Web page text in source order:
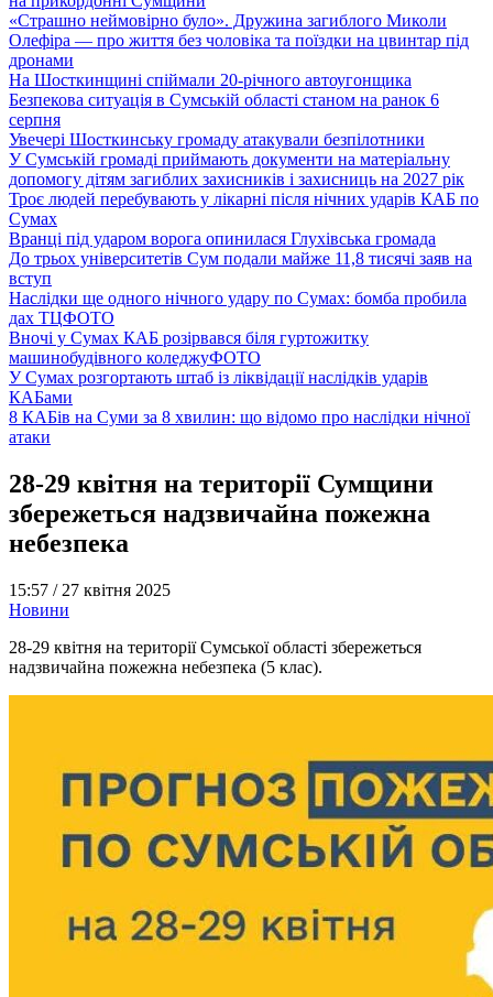
«Страшно неймовірно було». Дружина загиблого Миколи
Олефіра — про життя без чоловіка та поїздки на цвинтар під
дронами
На Шосткинщині спіймали 20-річного автоугонщика
Безпекова ситуація в Сумській області станом на ранок 6
серпня
Увечері Шосткинську громаду атакували безпілотники
У Сумській громаді приймають документи на матеріальну
допомогу дітям загиблих захисників і захисниць на 2027 рік
Троє людей перебувають у лікарні після нічних ударів КАБ по
Сумах
Вранці під ударом ворога опинилася Глухівська громада
До трьох університетів Сум подали майже 11,8 тисячі заяв на
вступ
Наслідки ще одного нічного удару по Сумах: бомба пробила
дах ТЦФОТО
Вночі у Сумах КАБ розірвався біля гуртожитку
машинобудівного коледжуФОТО
У Сумах розгортають штаб із ліквідації наслідків ударів
КАБами
8 КАБів на Суми за 8 хвилин: що відомо про наслідки нічної
атаки
28-29 квітня на території Сумщини
збережеться надзвичайна пожежна
небезпека
15:57 / 27 квітня 2025
Новини
28-29 квітня на території Сумської області збережеться
надзвичайна пожежна небезпека (5 клас).